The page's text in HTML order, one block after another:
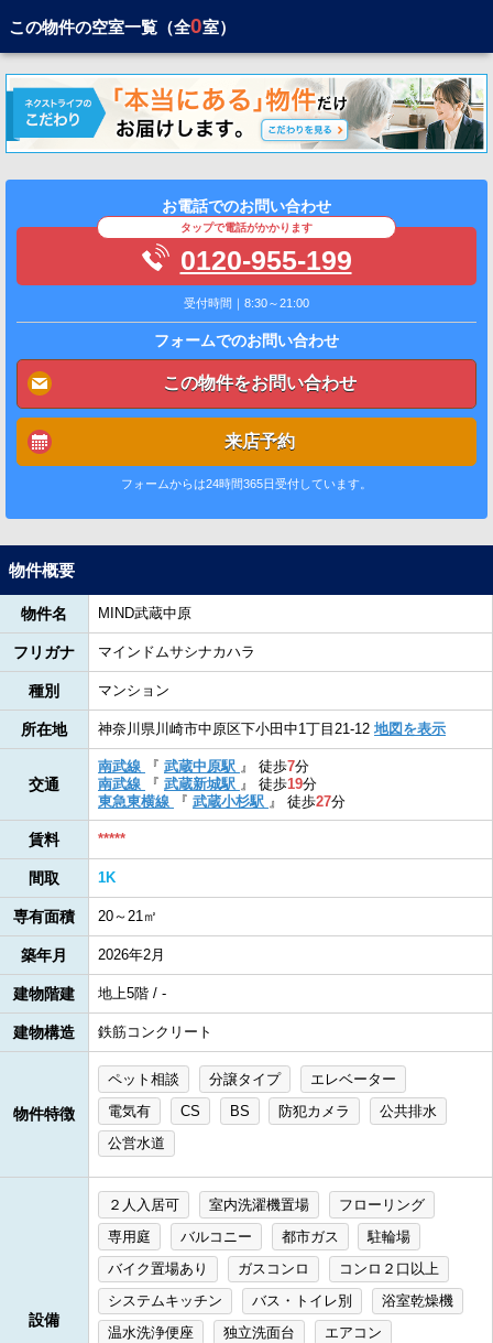
この物件の空室一覧（全0室）
お電話でのお問い合わせ
タップで電話がかかります
0120-955-199
受付時間｜8:30～21:00
フォームでのお問い合わせ
この物件をお問い合わせ
来店予約
フォームからは24時間365日受付しています。
物件概要
物件名 MIND武蔵中原
フリガナ マインドムサシナカハラ
種別 マンション
所在地 神奈川県川崎市中原区下小田中1丁目21-12 地図を表示
交通
南武線 『 武蔵中原駅 』 徒歩7分
南武線
『 武蔵新城駅 』 徒歩19分
東急東横線
『 武蔵小杉駅 』 徒歩27分
賃料 *****
間取 1K
専有面積 20～21㎡
築年月 2026年2月
建物階建 地上5階 / -
建物構造 鉄筋コンクリート
物件特徴
ペット相談 分譲タイプ
エレベーター
電気有
CS BS 防犯カメラ
公共排水
公営水道
設備
２人入居可 室内洗濯機置場
フローリング
専用庭
バルコニー 都市ガス
駐輪場
バイク置場あり
ガスコンロ
コンロ２口以上
システムキッチン
バス・トイレ別
浴室乾燥機
温水洗浄便座
独立洗面台
エアコン